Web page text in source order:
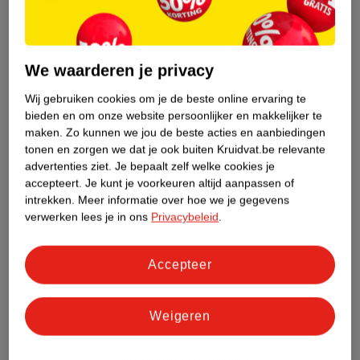
Witte Reus Color Reus
Waspoeder
4000g, 80 wasbeurten
11.
99
31
Witte Reus Frisse Reus
Orchidee
Bloemensensatie
Vloeibaar Wasmiddel
3465ml, 77 wasbeurten
9.
99
We waarderen je privacy
Wij gebruiken cookies om je de beste online ervaring te
bieden en om onze website persoonlijker en makkelijker te
maken. Zo kunnen we jou de beste acties en aanbiedingen
tonen en zorgen we dat je ook buiten Kruidvat.be relevante
advertenties ziet. Je bepaalt zelf welke cookies je
accepteert. Je kunt je voorkeuren altijd aanpassen of
intrekken. Meer informatie over hoe we je gegevens
verwerken lees je in ons Privacybeleid.
Weigeren
Accepteer